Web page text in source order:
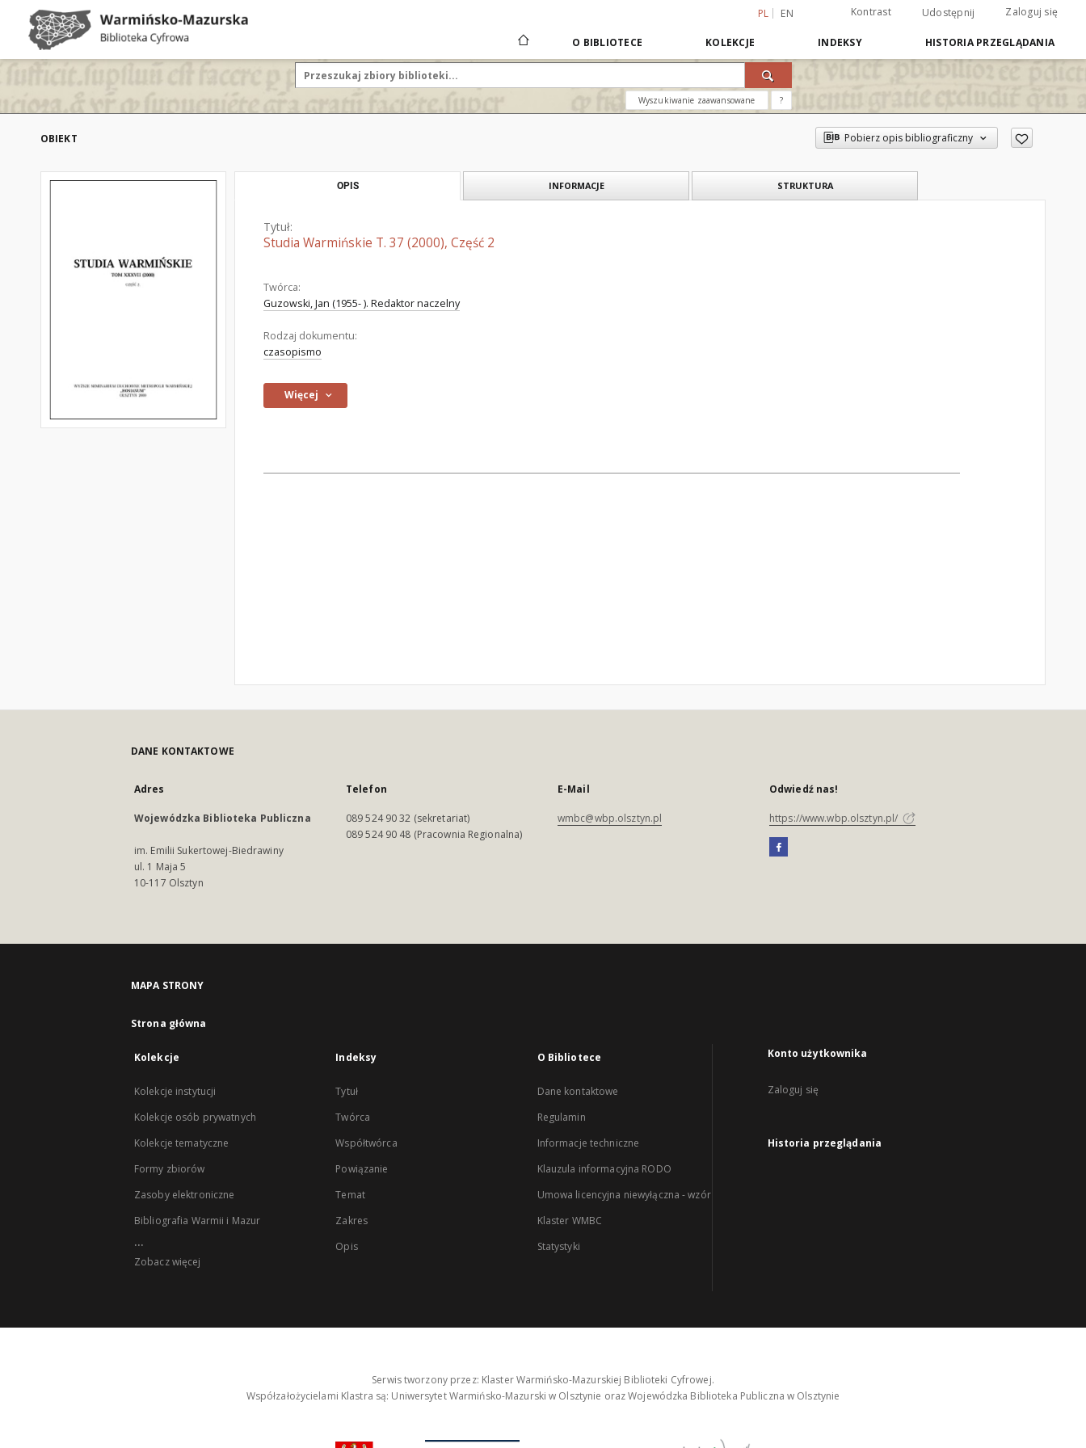
PL EN Kontrast Udostępnij Zaloguj się
O BIBLIOTECE KOLEKCJE INDEKSY HISTORIA PRZEGLĄDANIA
Wyszukiwanie zaawansowane ?
OBIEKT Pobierz opis bibliograficzny
OPIS INFORMACJE STRUKTURA
Tytuł:
Studia Warmińskie T. 37 (2000), Część 2
Twórca:
Guzowski, Jan (1955- ). Redaktor naczelny
Rodzaj dokumentu:
czasopismo
Więcej
DANE KONTAKTOWE
Adres
Wojewódzka Biblioteka Publiczna
im. Emilii Sukertowej-Biedrawiny
ul. 1 Maja 5
10-117 Olsztyn
Telefon
089 524 90 32 (sekretariat)
089 524 90 48 (Pracownia Regionalna)
E-Mail
wmbc@wbp.olsztyn.pl
Odwiedź nas!
https://www.wbp.olsztyn.pl/
MAPA STRONY
Strona główna
Kolekcje
Kolekcje instytucji
Kolekcje osób prywatnych
Kolekcje tematyczne
Formy zbiorów
Zasoby elektroniczne
Bibliografia Warmii i Mazur
...
Zobacz więcej
Indeksy
Tytuł
Twórca
Współtwórca
Powiązanie
Temat
Zakres
Opis
O Bibliotece
Dane kontaktowe
Regulamin
Informacje techniczne
Klauzula informacyjna RODO
Umowa licencyjna niewyłączna - wzór
Klaster WMBC
Statystyki
Konto użytkownika
Zaloguj się
Historia przeglądania
Serwis tworzony przez: Klaster Warmińsko-Mazurskiej Biblioteki Cyfrowej.
Współzałożycielami Klastra są: Uniwersytet Warmińsko-Mazurski w Olsztynie oraz Wojewódzka Biblioteka Publiczna w Olsztynie